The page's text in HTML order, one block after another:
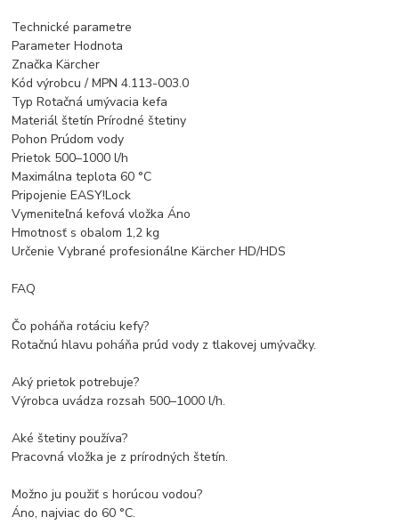
Technické parametre
Parameter Hodnota
Značka Kärcher
Kód výrobcu / MPN 4.113-003.0
Typ Rotačná umývacia kefa
Materiál štetín Prírodné štetiny
Pohon Prúdom vody
Prietok 500–1000 l/h
Maximálna teplota 60 °C
Pripojenie EASY!Lock
Vymeniteľná kefová vložka Áno
Hmotnosť s obalom 1,2 kg
Určenie Vybrané profesionálne Kärcher HD/HDS
FAQ
Čo poháňa rotáciu kefy?
Rotačnú hlavu poháňa prúd vody z tlakovej umývačky.
Aký prietok potrebuje?
Výrobca uvádza rozsah 500–1000 l/h.
Aké štetiny používa?
Pracovná vložka je z prírodných štetín.
Možno ju použiť s horúcou vodou?
Áno, najviac do 60 °C.